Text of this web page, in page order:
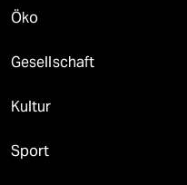
Öko
Gesellschaft
Kultur
Sport